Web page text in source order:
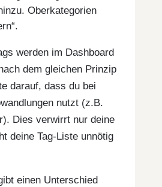
Oberkategorien
werden im Dashboard
dem gleichen Prinzip
darauf, dass du bei
nutzt (z.B.
Dies verwirrt nur deine
deine Tag-Liste unnötig
einen Unterschied